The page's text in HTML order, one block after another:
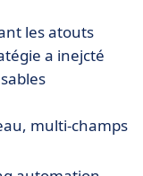
les atouts
a inejcté
multi-champs